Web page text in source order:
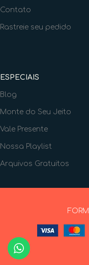
Contato
Rastreie seu pedido
ESPECIAIS
Blog
Monte do Seu Jeito
Vale Presente
Nossa Playlist
Arquivos Gratuitos